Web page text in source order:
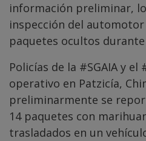
información preliminar,
inspección del
paquetes ocultos
Policías de la #SGAIA y el
operativo en Patzicía,
preliminarmente se
14 paquetes con
trasladados en un